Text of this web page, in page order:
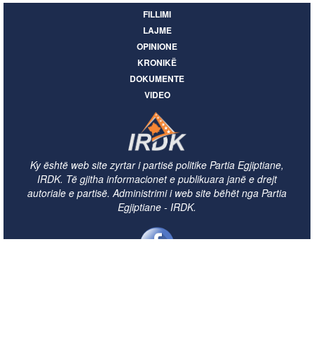
FILLIMI
LAJME
OPINIONE
KRONIKË
DOKUMENTE
VIDEO
Ky është web site zyrtar i partisë politike Partia Egjiptiane,
IRDK. Të gjitha informacionet e publikuara janë e drejt
autoriale e partisë. Administrimi i web site bëhët nga Partia
Egjiptiane - IRDK.